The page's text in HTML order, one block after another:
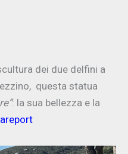
dei due delfini a
questa statua
: la sua bellezza e la